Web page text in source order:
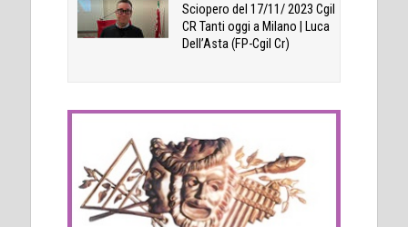
Sciopero del 17/11/ 2023 Cgil
CR Tanti oggi a Milano | Luca
Dell’Asta (FP-Cgil Cr)